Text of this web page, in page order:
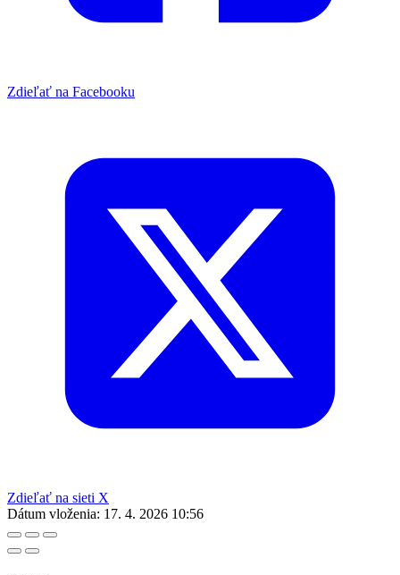
Zdieľať na Facebooku
Zdieľať na sieti X
Dátum vloženia: 17. 4. 2026 10:56